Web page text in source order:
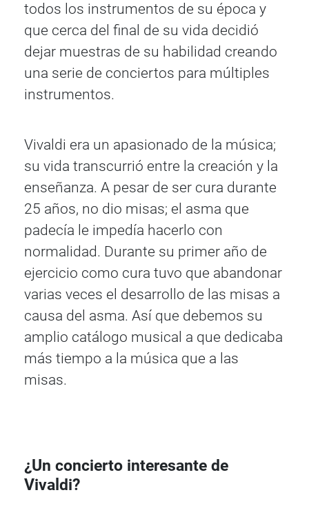
todos los instrumentos de su época y
que cerca del final de su vida decidió
dejar muestras de su habilidad creando
una serie de conciertos para múltiples
instrumentos.
Vivaldi era un apasionado de la música;
su vida transcurrió entre la creación y la
enseñanza. A pesar de ser cura durante
25 años, no dio misas; el asma que
padecía le impedía hacerlo con
normalidad. Durante su primer año de
ejercicio como cura tuvo que abandonar
varias veces el desarrollo de las misas a
causa del asma. Así que debemos su
amplio catálogo musical a que dedicaba
más tiempo a la música que a las
misas.
¿Un concierto interesante de
Vivaldi?